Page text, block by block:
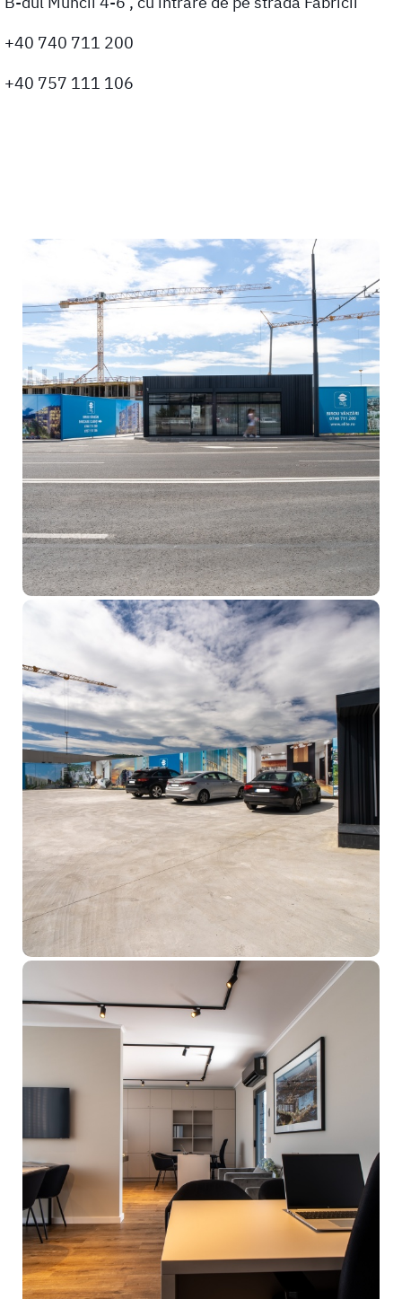
+40 740 711 200
+40 757 111 106